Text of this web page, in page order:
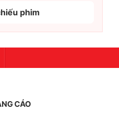
phim
CÁO